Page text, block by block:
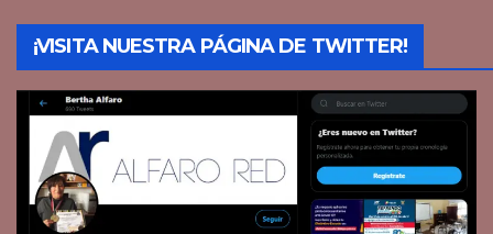
¡VISITA NUESTRA PÁGINA DE TWITTER!